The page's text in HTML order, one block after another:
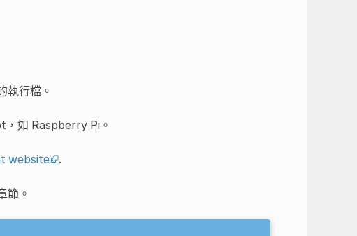
執行檔。
，如 Raspberry Pi。
website .
節。